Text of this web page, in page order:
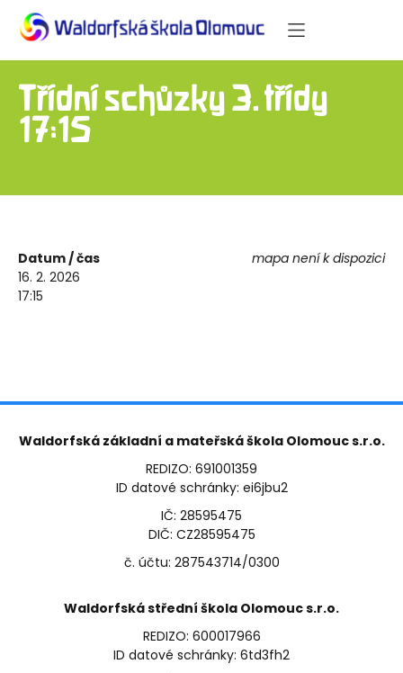
Třídní schůzky 3. třídy –
17:15
mapa není k dispozici
Datum / čas
16. 2. 2026
17:15
Waldorfská základní a mateřská škola Olomouc s.r.o.
REDIZO: 691001359
ID datové schránky: ei6jbu2
IČ: 28595475
DIČ: CZ28595475
č. účtu: 287543714/0300
Waldorfská střední škola Olomouc s.r.o.
REDIZO: 600017966
ID datové schránky: 6td3fh2